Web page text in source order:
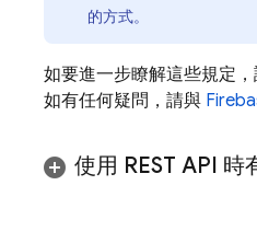
的方式。
如要進一步瞭解這些規定，
如有任何疑問，請與
使用 REST API 時